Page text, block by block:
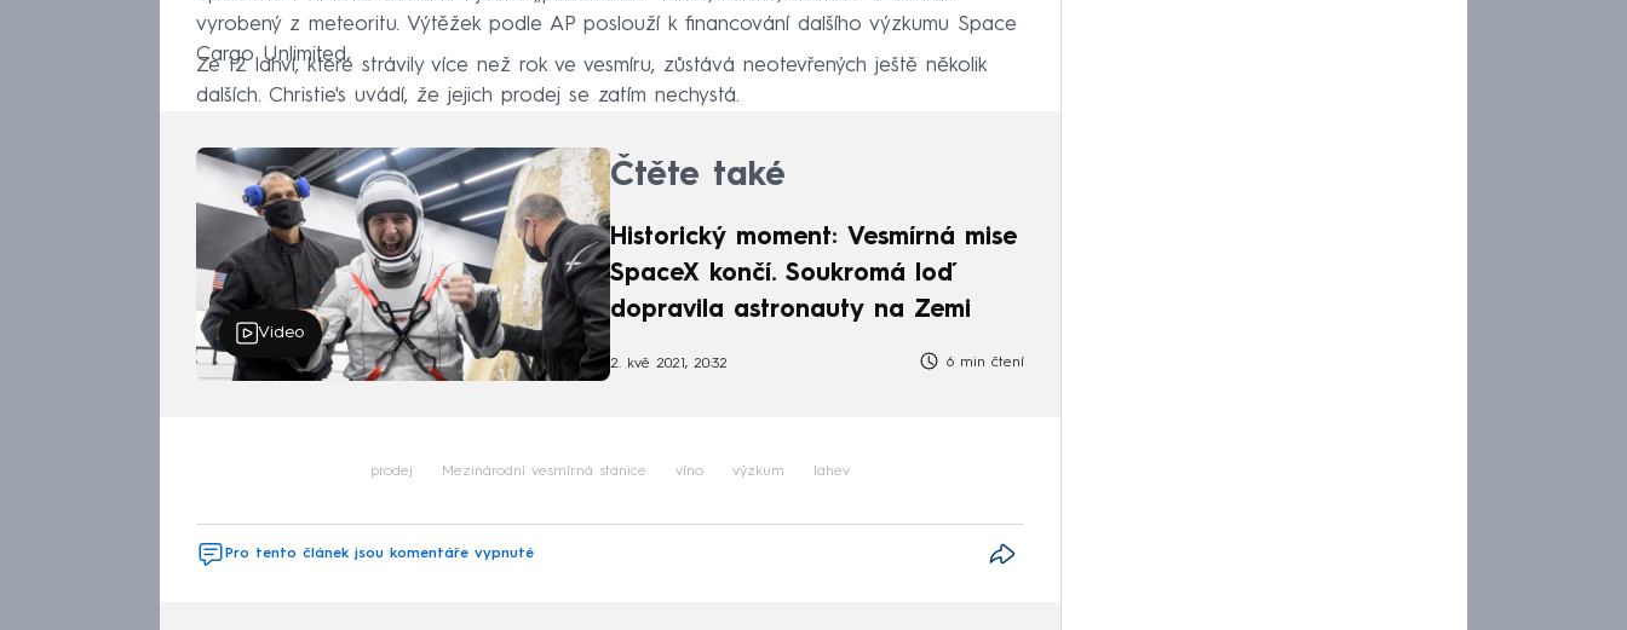
vyrobený z meteoritu. Výtěžek podle AP poslouží k financování dalšího výzkumu Space
Cargo Unlimited.
Ze 12 lahví, které strávily více než rok ve vesmíru, zůstává neotevřených ještě několik
dalších. Christie's uvádí, že jejich prodej se zatím nechystá.
Video
Čtěte také
Historický moment: Vesmírná mise
SpaceX končí. Soukromá loď
dopravila astronauty na Zemi
2. kvě 2021, 20:32 6 min čtení
prodej Mezinárodní vesmírná stanice víno výzkum lahev
Pro tento článek jsou komentáře vypnuté